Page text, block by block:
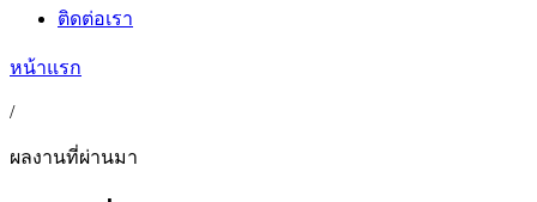
ติดต่อเรา
หน้าแรก
/
ผลงานที่ผ่านมา